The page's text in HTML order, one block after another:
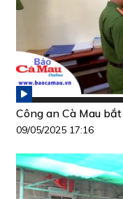
Công an Cà Mau
09/05/2025 17:16